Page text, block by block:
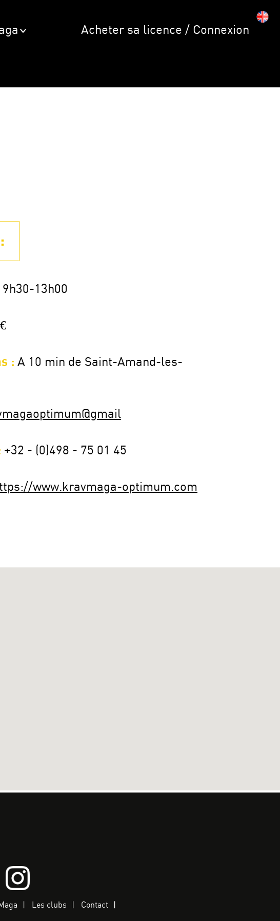
Acheter sa licence / Connexion
9h30-13h00
: A 10 min de Saint-Amand-les-
+32 - (0)498 - 75 01 45
www.kravmaga-optimum.com
Les clubs
Contact